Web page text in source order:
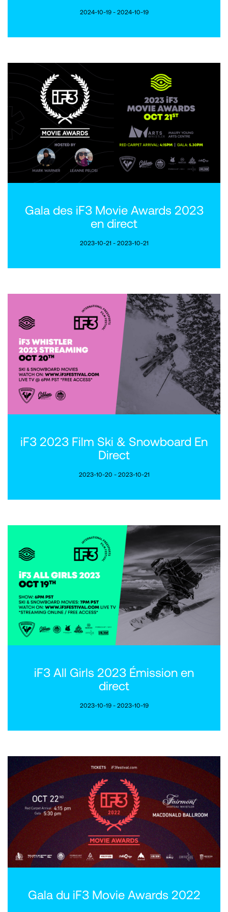
2024-10-19 - 2024-10-19
Gala des iF3 Movie Awards 2023
en direct
2023-10-21 - 2023-10-21
iF3 2023 Film Ski & Snowboard En
Direct
2023-10-20 - 2023-10-21
iF3 All Girls 2023 Émission en
direct
2023-10-19 - 2023-10-19
Gala du iF3 Movie Awards 2022